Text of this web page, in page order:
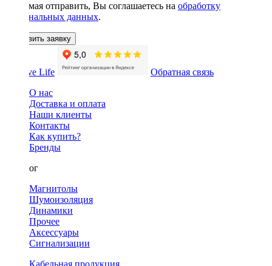
Нажимая отправить, Вы соглашаетесь на обработку
персональных данных.
Оставить заявку
Обратная связь
О нас
Доставка и оплата
Наши клиенты
Контакты
Как купить?
Бренды
Каталог
Магнитолы
Шумоизоляция
Динамики
Прочее
Аксессуары
Сигнализации